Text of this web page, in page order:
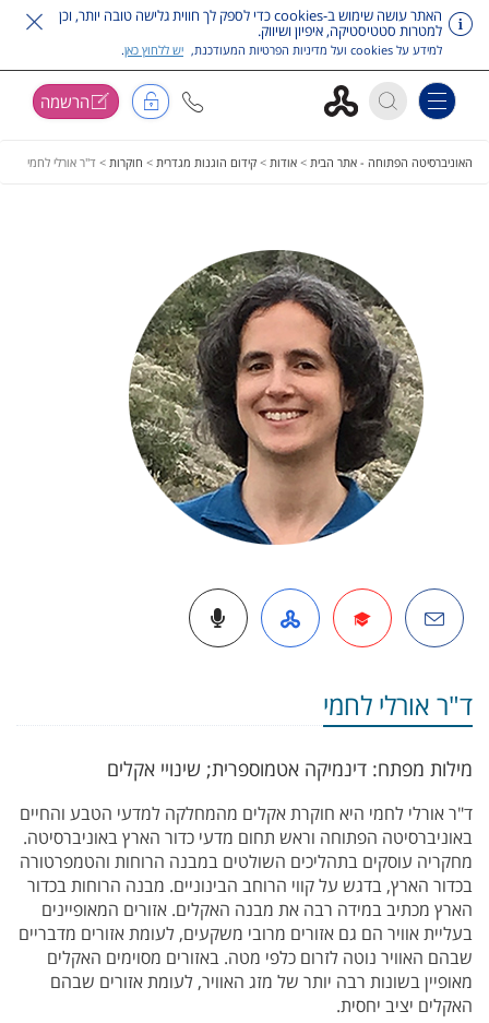
האתר עושה שימוש ב-cookies כדי לספק לך חווית גלישה טובה יותר, וכן
למטרות סטטיסטיקה, איפיון ושיווק.
למידע על cookies ועל מדיניות הפרטיות המעודכנת, יש ללחוץ כאן.
Toggle navigation הרשמה
האוניברסיטה הפתוחה - אתר הבית > אודות > קידום הוגנות מגדרית > חוקרות > ד"ר אורלי לחמי
דואל Google Scholar
אתר אישי באופפודקאסט
ד"ר אורלי לחמי
מילות מפתח: דינמיקה אטמוספרית; שינויי אקלים
ד"ר אורלי לחמי היא חוקרת אקלים מהמחלקה למדעי הטבע והחיים
באוניברסיטה הפתוחה וראש תחום מדעי כדור הארץ באוניברסיטה.
מחקריה עוסקים בתהליכים השולטים במבנה הרוחות והטמפרטורה
בכדור הארץ, בדגש על קווי הרוחב הבינוניים. מבנה הרוחות בכדור
הארץ מכתיב במידה רבה את מבנה האקלים. אזורים המאופיינים
בעליית אוויר הם גם אזורים מרובי משקעים, לעומת אזורים מדבריים
שבהם האוויר נוטה לזרום כלפי מטה. באזורים מסוימים האקלים
מאופיין בשונות רבה יותר של מזג האוויר, לעומת אזורים שבהם
האקלים יציב יחסית.